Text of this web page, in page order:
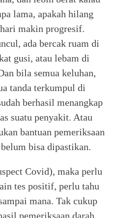
lama, apakah hilang
makin progresif.
ada bercak ruam di
gusi, atau lebam di
bila semua keluhan,
tanda terkumpul di
berhasil menangkap
suatu penyakit. Atau
bantuan pemeriksaan
bisa dipastikan.
Covid), maka perlu
tes positif, perlu tahu
mana. Tak cukup
pemeriksaan darah